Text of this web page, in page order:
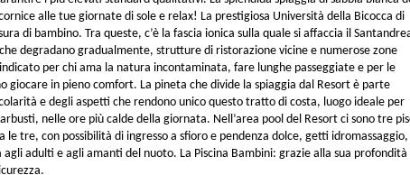
alle tue giornate di sole e relax! La prestigiosa Università della Bicocca di
di bambino. Tra queste, c’è la fascia ionica sulla quale si affaccia il
degradano gradualmente, strutture di ristorazione vicine e numerose zone
per chi ama la natura incontaminata, fare lunghe passeggiate e per le
giocare in pieno comfort. La pineta che divide la spiaggia dal Resort è parte
e degli aspetti che rendono unico questo tratto di costa, luogo ideale per
nelle ore più calde della giornata. Nell’area pool del Resort ci sono tre
tre, con possibilità di ingresso a sfioro e pendenza dolce, getti idromassaggio,
adulti e agli amanti del nuoto. La Piscina Bambini: grazie alla sua profondità